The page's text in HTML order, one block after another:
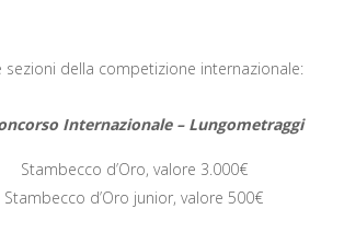
sezioni della competizione internazionale:
Internazionale – Lungometraggi
Stambecco d’Oro, valore 3.000€
Stambecco d’Oro junior, valore 500€